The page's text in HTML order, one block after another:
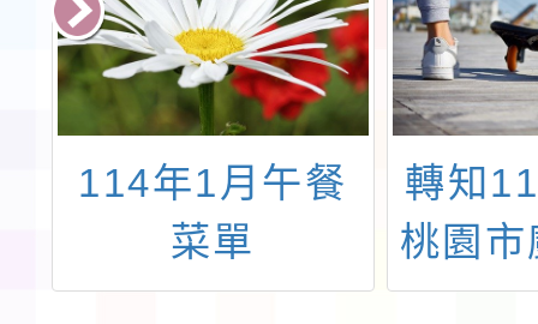
114年1月午餐
菜單
轉知
桃園
－學